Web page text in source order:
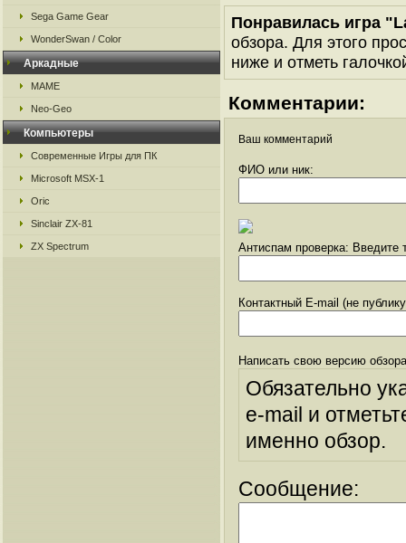
Sega Game Gear
WonderSwan / Color
Аркадные
MAME
Neo-Geo
Компьютеры
Современные Игры для ПК
Microsoft MSX-1
Oric
Sinclair ZX-81
ZX Spectrum
Понравилась игра
обзора. Для этого
ниже и отметь
Комментарии:
Ваш комментарий
ФИО или ник:
Антиспам проверка: Введите
Контактный E-mail (не
Написать свою версию
Обязательно
e-mail и
именно обзор.
Сообщение: